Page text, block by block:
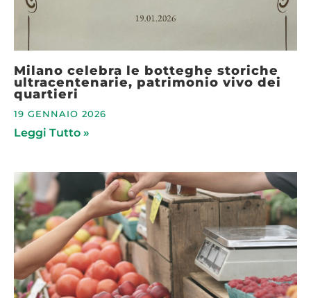
Milano celebra le botteghe storiche
ultracentenarie, patrimonio vivo dei
quartieri
19 GENNAIO 2026
Leggi Tutto »